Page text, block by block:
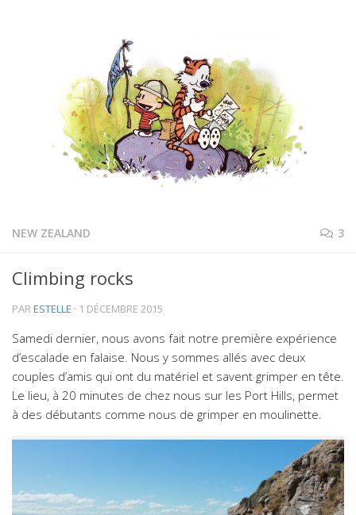
NEW ZEALAND 3
Climbing rocks
PARESTELLE · 1 DÉCEMBRE 2015
Samedi dernier, nous avons fait notre première expérience
d’escalade en falaise. Nous y sommes allés avec deux
couples d’amis qui ont du matériel et savent grimper en tête.
Le lieu, à 20 minutes de chez nous sur les Port Hills, permet
à des débutants comme nous de grimper en moulinette.